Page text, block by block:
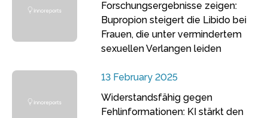
Forschungsergebnisse zeigen:
Bupropion steigert die Libido bei
Frauen, die unter vermindertem
sexuellen Verlangen leiden
13 February 2025
Widerstandsfähig gegen
Fehlinformationen: KI stärkt den